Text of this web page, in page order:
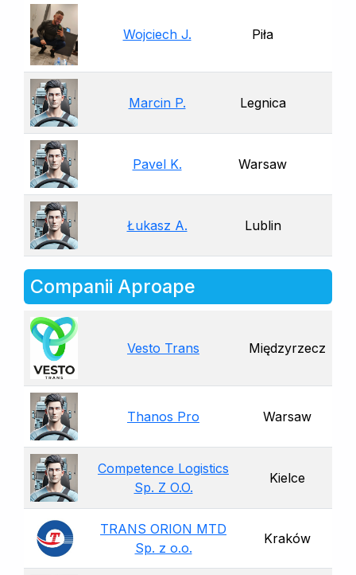
Wojciech J. Piła
Marcin P. Legnica
Pavel K. Warsaw
Łukasz A. Lublin
Companii Aproape
Vesto Trans Międzyrzecz
Thanos Pro Warsaw
Competence Logistics
Sp. Z O.O.
Kielce
TRANS ORION MTD
Sp. z o.o.
Kraków